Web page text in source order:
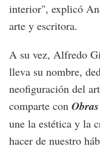
interior", explicó
arte y escritora.
A su vez, Alfredo
lleva su nombre,
neofiguración del
comparte con Obras
une la estética y la
hacer de nuestro